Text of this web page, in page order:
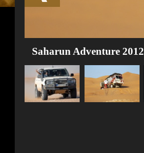
Saharun Adventure 2012